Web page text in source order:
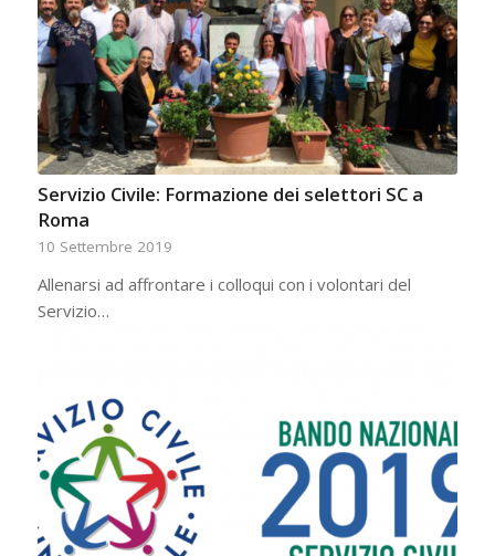
Servizio Civile: Formazione dei selettori SC a
Roma
10 Settembre 2019
Allenarsi ad affrontare i colloqui con i volontari del
Servizio…